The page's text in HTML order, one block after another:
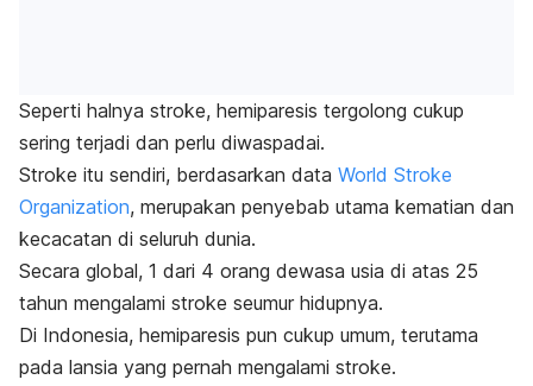
Seperti halnya stroke, hemiparesis tergolong cukup
sering terjadi dan perlu diwaspadai.
Stroke itu sendiri, berdasarkan data World Stroke
Organization, merupakan penyebab utama kematian dan
kecacatan di seluruh dunia.
Secara global, 1 dari 4 orang dewasa usia di atas 25
tahun mengalami stroke seumur hidupnya.
Di Indonesia, hemiparesis pun cukup umum, terutama
pada lansia yang pernah mengalami stroke.